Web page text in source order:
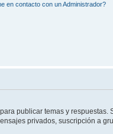
en contacto con un Administrador?
publicar temas y
privados, suscripción a